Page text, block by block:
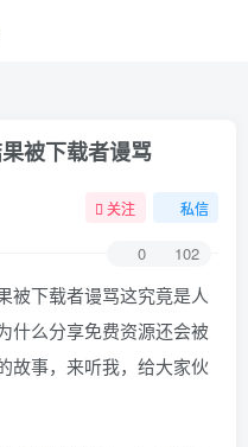
被下载者谩骂
关注 私信
0 102
被下载者谩骂这究竟是人
什么分享免费资源还会被
故事，来听我，给大家伙